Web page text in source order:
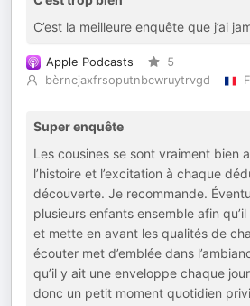
C’est la meilleure enquête que j’ai
Apple Podcasts
5
bèrncjaxfrsoputnbcwruytrvgd
Super enquête
Les cousines se sont vraiment bien
l’histoire et l’excitation à chaque
découverte. Je recommande.
plusieurs enfants ensemble afin
et mette en avant les qualités de
écouter met d’emblée dans
qu’il y ait une enveloppe chaque
donc un petit moment quotidien